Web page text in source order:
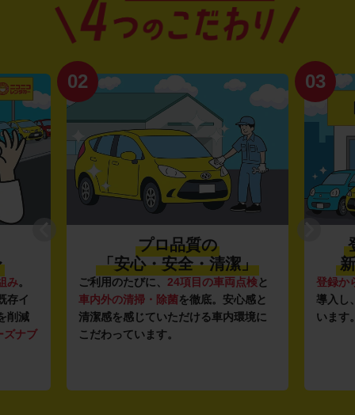
み。
存イ
削減
ズナブ
02
プロ品質の
「安心・安全・清潔」
ご利用のたびに、 24項目の車両点検と
車内外の清掃・除菌を徹底。安心感と
清潔感を感じていただける車内環境に
こだわっています。
03
登録か
導入し
います